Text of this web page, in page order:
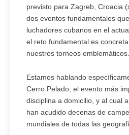
previsto para Zagreb, Croacia
dos eventos fundamentales
luchadores cubanos en el
el reto fundamental es
nuestros torneos emblemáticos.
Estamos hablando
Cerro Pelado, el evento más
disciplina a domicilio, y al cual
han acudido decenas de
mundiales de todas las